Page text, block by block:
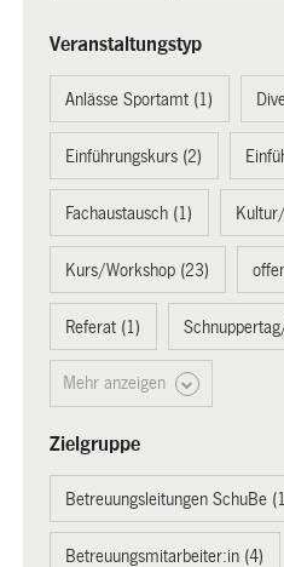
Veranstaltungstyp
Anlässe Sportamt (1)
Einführungskurs (2)
Fachaustausch (1)
Kurs/Workshop (23)
Referat (1)
Mehr anzeigen
Zielgruppe
Betreuungsleitungen SchuBe
Betreuungsmitarbeiter:in (4)